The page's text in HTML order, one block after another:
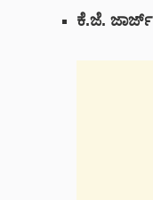
ಕೆ.ಜೆ. ಜಾರ್ಜ್